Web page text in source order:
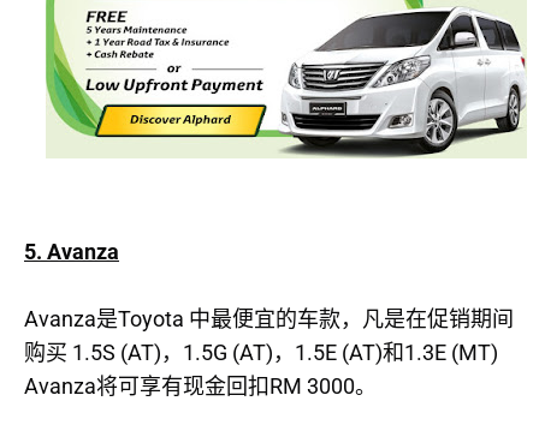
5. Avanza
Avanza是Toyota 中最便宜的车款，凡是在促销期间
购买 1.5S (AT) ， 1.5G (AT) ， 1.5E (AT)和 1.3E (MT)
Avanza将可享有现金回扣 RM 3000。